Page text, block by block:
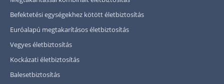
Befektetési egységekhez kötött életbiztosítás
Euróalapú megtakarításos életbiztosítás
Vegyes életbiztosítás
Kockázati életbiztosítás
Balesetbiztosítás